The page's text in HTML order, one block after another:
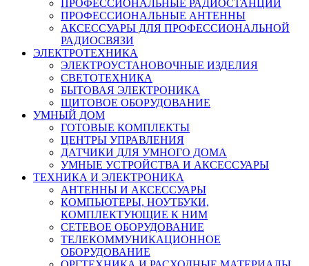
ПРОФЕССИОНАЛЬНЫЕ РАДИОСТАНЦИИ
ПРОФЕССИОНАЛЬНЫЕ АНТЕННЫ
АКСЕССУАРЫ ДЛЯ ПРОФЕССИОНАЛЬНОЙ
РАДИОСВЯЗИ
ЭЛЕКТРОТЕХНИКА
ЭЛЕКТРОУСТАНОВОЧНЫЕ ИЗДЕЛИЯ
СВЕТОТЕХНИКА
БЫТОВАЯ ЭЛЕКТРОНИКА
ЩИТОВОЕ ОБОРУДОВАНИЕ
УМНЫЙ ДОМ
ГОТОВЫЕ КОМПЛЕКТЫ
ЦЕНТРЫ УПРАВЛЕНИЯ
ДАТЧИКИ ДЛЯ УМНОГО ДОМА
УМНЫЕ УСТРОЙСТВА И АКСЕССУАРЫ
ТЕХНИКА И ЭЛЕКТРОНИКА
АНТЕННЫ И АКСЕССУАРЫ
КОМПЬЮТЕРЫ, НОУТБУКИ,
КОМПЛЕКТУЮЩИЕ К НИМ
СЕТЕВОЕ ОБОРУДОВАНИЕ
ТЕЛЕКОММУНИКАЦИОННОЕ
ОБОРУДОВАНИЕ